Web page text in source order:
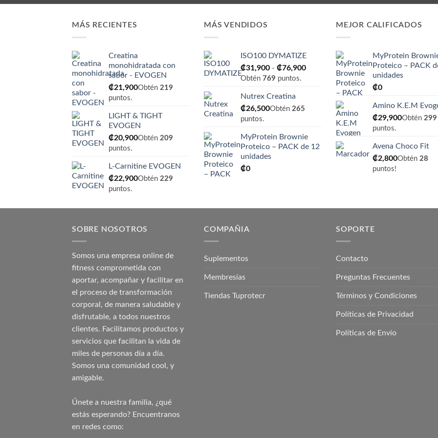
MÁS RECIENTES
Creatina
monohidratada con
sabor - EVOGEN
₡21,900Obtén 219
puntos.
LIGHT & TIGHT
EVOGEN
₡20,900Obtén 209
puntos.
L-Carnitine EVOGEN
₡22,900Obtén 229
puntos.
MÁS VENDIDOS
ISO100 DYMATIZE
₡31,900 - ₡76,900Rango
Obtén 769 puntos.
Nutrex Creatina
₡26,500Obtén 265
puntos.
MyProtein Brownie
Proteico – PACK de 12
unidades
₡0
MEJOR CALIFICADOS
MyProtein
Proteico – PACK
unidades
₡0
Amino K.E.M
₡29,900Obtén 299
puntos.
Avena Choco Fit
₡2,800Obtén 28
puntos!
SOBRE NOSOTROS
Somos una empresa online de
fitness comprometida con
aportar, acompañar y facilitar en
el proceso de transformación
corporal, de manera saludable y
disfrutable, a todos nuestros
clientes. Facilitamos productos y
servicios que facilitan la vida de
miles de personas día a día.
Somos una comunidad cool, y
amigable.
Únete a nuestra familia, ¿qué
estás esperando? Encuentranos
en redes como:
COMPAÑIA
Suplementos
Membresías
Tiendas Tuprotecr
SOPORTE
Contacto
Preguntas Frecuentes
Términos y Condiciones
Políticas de Privacidad
Políticas de Envío